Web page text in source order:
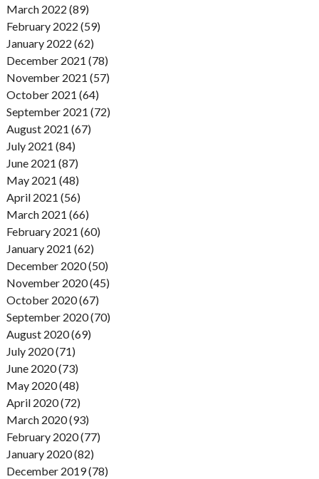
March 2022 (89)
February 2022 (59)
January 2022 (62)
December 2021 (78)
November 2021 (57)
October 2021 (64)
September 2021 (72)
August 2021 (67)
July 2021 (84)
June 2021 (87)
May 2021 (48)
April 2021 (56)
March 2021 (66)
February 2021 (60)
January 2021 (62)
December 2020 (50)
November 2020 (45)
October 2020 (67)
September 2020 (70)
August 2020 (69)
July 2020 (71)
June 2020 (73)
May 2020 (48)
April 2020 (72)
March 2020 (93)
February 2020 (77)
January 2020 (82)
December 2019 (78)